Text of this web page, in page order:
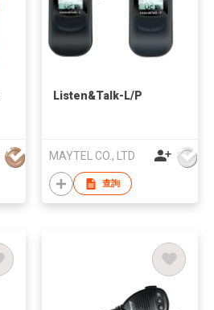
Listen&Talk-L/P
MAYTEL CO., LTD
查詢